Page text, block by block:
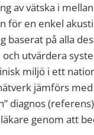
av vätska i
för en enkel
baserat på alla
och utvärdera
miljö i ett
jämförs
diagnos
genom att